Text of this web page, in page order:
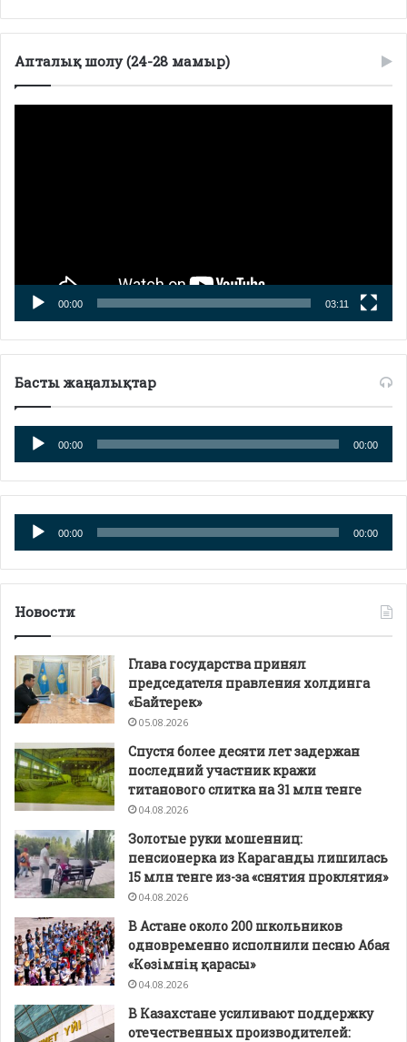
Апталық шолу (24-28 мамыр)
00:00 03:11
Басты жаңалықтар
Аудиоплеер
00:00 00:00
Аудиоплеер
00:00 00:00
Новости
Глава государства принял
председателя правления холдинга
«Байтерек»
05.08.2026
Спустя более десяти лет задержан
последний участник кражи
титанового слитка на 31 млн тенге
04.08.2026
Золотые руки мошенниц:
пенсионерка из Караганды лишилась
15 млн тенге из-за «снятия проклятия»
04.08.2026
В Астане около 200 школьников
одновременно исполнили песню Абая
«Көзімнің қарасы»
04.08.2026
В Казахстане усиливают поддержку
отечественных производителей: